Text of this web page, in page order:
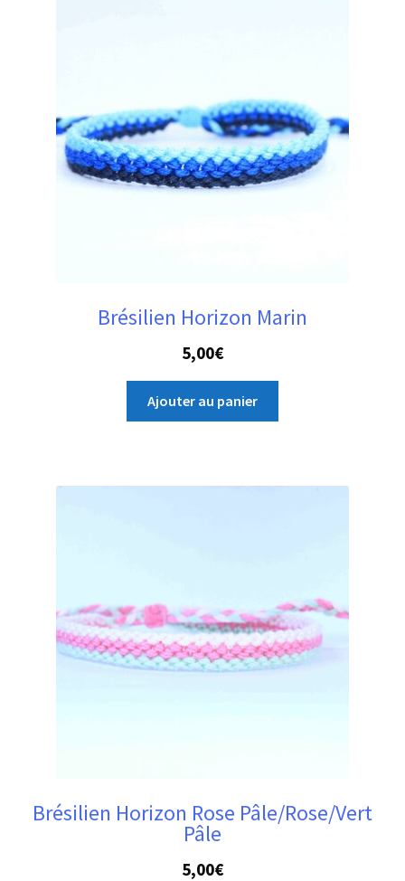
Brésilien Horizon Marin
5,00€
Ajouter au panier
Brésilien Horizon Rose Pâle/Rose/Vert
Pâle
5,00€